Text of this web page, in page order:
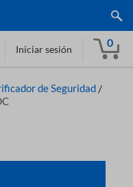
Iniciar sesión
0
de Seguridad /